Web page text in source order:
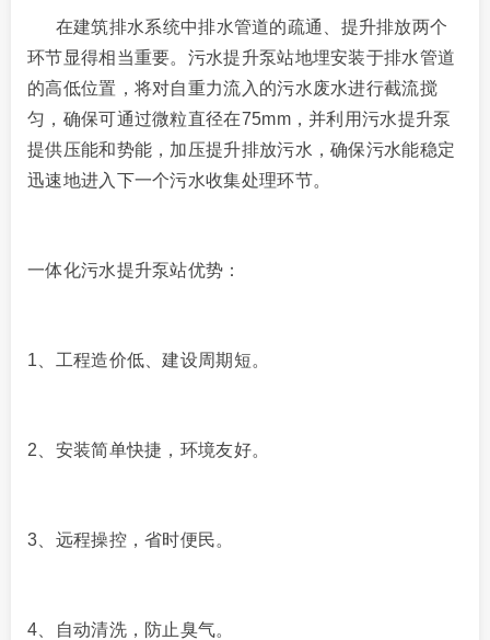
在建筑排水系统中排水管道的疏通、提升排放两个
环节显得相当重要。污水提升泵站地埋安装于排水管道
的高低位置，将对自重力流入的污水废水进行截流搅
匀，确保可通过微粒直径在75mm，并利用污水提升泵
提供压能和势能，加压提升排放污水，确保污水能稳定
迅速地进入下一个污水收集处理环节。
一体化污水提升泵站优势：
1、工程造价低、建设周期短。
2、安装简单快捷，环境友好。
3、远程操控，省时便民。
4、自动清洗，防止臭气。